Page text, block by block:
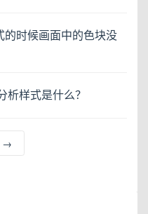
时候画面中的色块没
样式是什么？
→